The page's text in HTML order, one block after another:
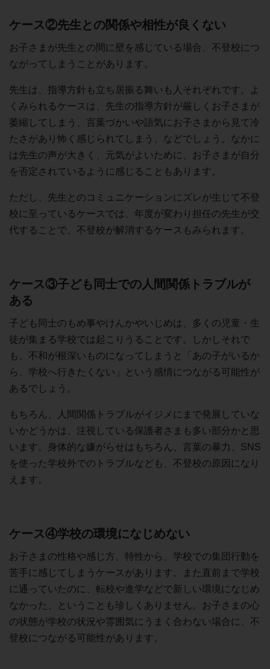
ケース②先生との関係や相性が良くない
お子さまが先生との間に壁を感じている場合、不登校につ
ながってしまうことがあります。
先生は、指導方針も立ち居振る舞いも人それぞれです。よ
くみられるケースは、先生の指導方針が厳しくお子さまが
萎縮してしまう、言葉づかいや語気にお子さまから見て冷
たさがあり怖く感じられてしまう、などでしょう。なかに
は先生の声が大きく、元気がよいために、お子さまが自分
を否定されているように感じることもあります。
ただし、先生とのコミュニケーションにズレが生じて不登
校に至っているケースでは、年度が変わり担任の先生が交
代することで、不登校が解消するケースもみられます。
ケース③子ども同士での人間関係トラブルが
ある
子ども同士のもめ事やけんかやいじめは、多くの児童・生
徒が集まる学校では起こりうることです。しかしそれで
も、不和が根深いものになってしまうと「あの子がいるか
ら、学校へ行きたくない」という感情につながる可能性が
あるでしょう。
もちろん、人間関係トラブルがイジメにまで発展していな
いかどうかは、注視している保護者さまも多い部分かと思
います。身体的な嫌がらせはもちろん、言葉の暴力、SNS
を使った学校外でのトラブルなども、不登校の原因になり
えます。
ケース④学校の環境になじめない
お子さまの性格や感じ方、特性から、学校での集団行動を
苦手に感じてしまうケースがあります。また直前まで学校
に通っていたのに、転校や進学などで新しい環境になじめ
なかった、ということも珍しくありません。お子さまの心
の状態が学校の状況や雰囲気にうまく合わない場合に、不
登校につながる可能性があります。